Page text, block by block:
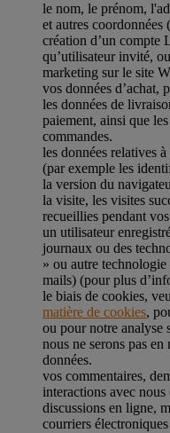
le nom, le prénom,
et autres coordonnées
création d’un compte
qu’utilisateur invité,
marketing sur le site
vos données d’achat,
les données de
paiement, ainsi que
commandes.
les données relatives
(par exemple les
la version du
la visite, les visites
recueillies pendant
un utilisateur
journaux ou des
» ou autre
mails) (pour plus
le biais de cookies,
matière de cookies,
ou pour notre analyse
nous ne serons pas
données.
vos commentaires,
interactions avec nous
discussions en ligne,
courriers